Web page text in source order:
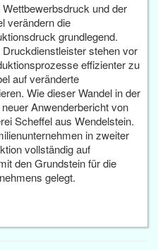
und der
verändern die
grundlegend.
stehen vor
effizienter zu
auf veränderte
Wie dieser Wandel in der
Anwenderbericht von
Scheffel aus Wendelstein.
in zweiter
vollständig auf
den Grundstein für die
gelegt.